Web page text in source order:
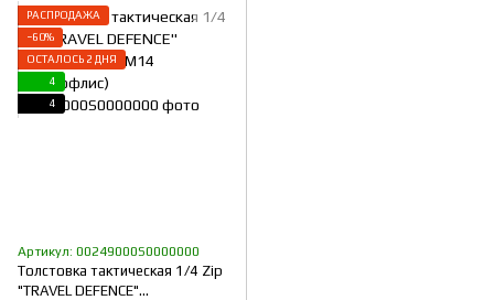
РАСПРОДАЖА
−60%
ОСТАЛОСЬ 2 ДНЯ
4
4
Артикул: 00249000S0000000
Толстовка тактическая 1/4 Zip
"TRAVEL DEFENCE"